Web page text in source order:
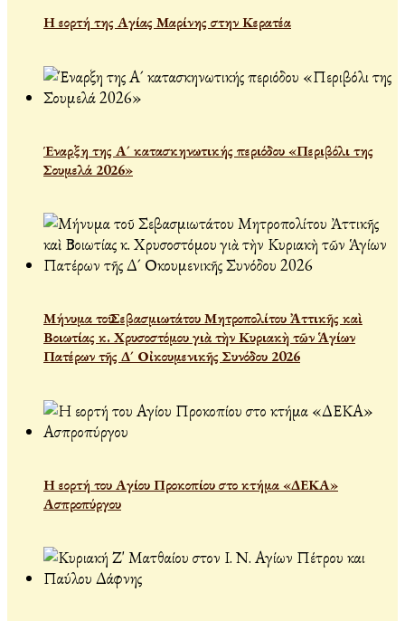
Η εορτή της Αγίας Μαρίνης στην Κερατέα
Έναρξη της Α´ κατασκηνωτικής περιόδου «Περιβόλι της
Σουμελά 2026»
Μήνυμα τοῦ Σεβασμιωτάτου Μητροπολίτου Ἀττικῆς καὶ
Βοιωτίας κ. Χρυσοστόμου γιὰ τὴν Κυριακὴ τῶν Ἁγίων
Πατέρων τῆς Δ´ Οἰκουμενικῆς Συνόδου 2026
Η εορτή του Αγίου Προκοπίου στο κτήμα «ΔΕΚΑ»
Ασπροπύργου